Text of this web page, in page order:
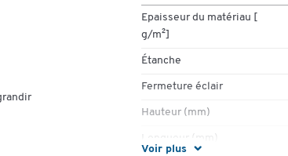
Voir plus
Epaisseur du matériau [
g/m²]
Étanche
Fermeture éclair
Hauteur (mm)
Longueur (mm)